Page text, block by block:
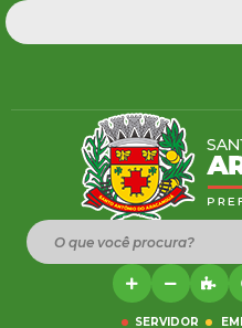
O que você procura?
SERVIDOR